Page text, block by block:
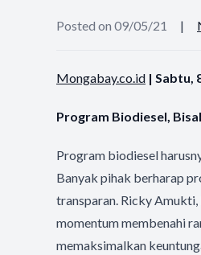
Posted on 09/05/21 |
Mongabay.co.id | Sabtu,
Program Biodiesel,
Program biodiesel
Banyak pihak berharap
transparan. Ricky
momentum membenahi
memaksimalkan